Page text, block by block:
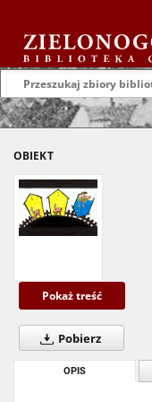
OBIEKT
Pokaż treść
Pobierz
OPIS